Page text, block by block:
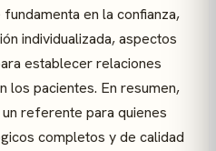
en la confianza,
individualizada, aspectos
establecer relaciones
los pacientes. En resumen,
referente para quienes
completos y de calidad